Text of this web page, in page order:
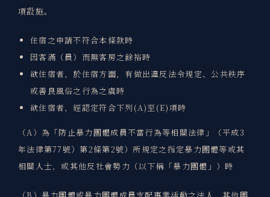
項設施。
住宿之申請不符合本條款時
因客滿（員）而無客房之餘裕時
欲住宿者，於住宿方面，有做出違反法令規定、公共秩序
或善良風俗之行為之虞時
欲住宿者，經認定符合下列(A)至(E)項時
（A）為「防止暴力團體成員不當行為等相關法律」（平成3
年法律第77號）第2條第2號）所規定之指定暴力團體等或其
相關人士，或其他反社會勢力（以下稱「暴力團體」）時